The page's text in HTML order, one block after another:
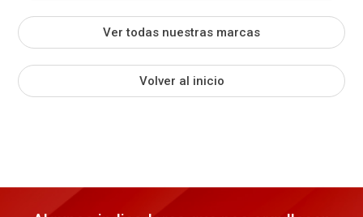
Ver todas nuestras marcas
Volver al inicio